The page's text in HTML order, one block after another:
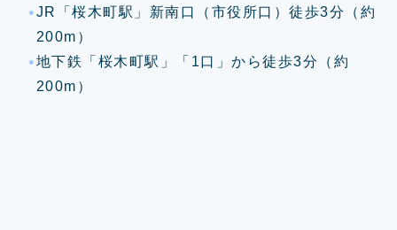
JR「桜木町駅」新南口（市役所口）徒歩3分（約
200m）
地下鉄「桜木町駅」「1口」から徒歩3分（約
200m）